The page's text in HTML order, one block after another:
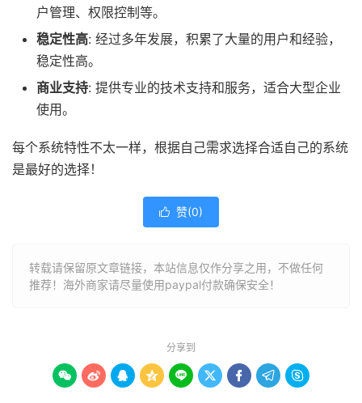
户管理、权限控制等。
稳定性高: 经过多年发展，积累了大量的用户和经验，
稳定性高。
商业支持: 提供专业的技术支持和服务，适合大型企业
使用。
每个系统特性不太一样，根据自己需求选择合适自己的系统
是最好的选择！
 赞(0)
转载请保留原文章链接，本站信息仅作分享之用，不做任何
推荐！海外商家请尽量使用paypal付款确保安全！
分享到
        